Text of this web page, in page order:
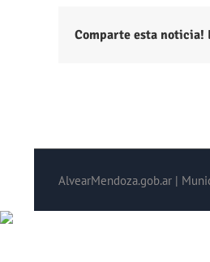
Comparte esta
AlvearMendoza.gob.ar |